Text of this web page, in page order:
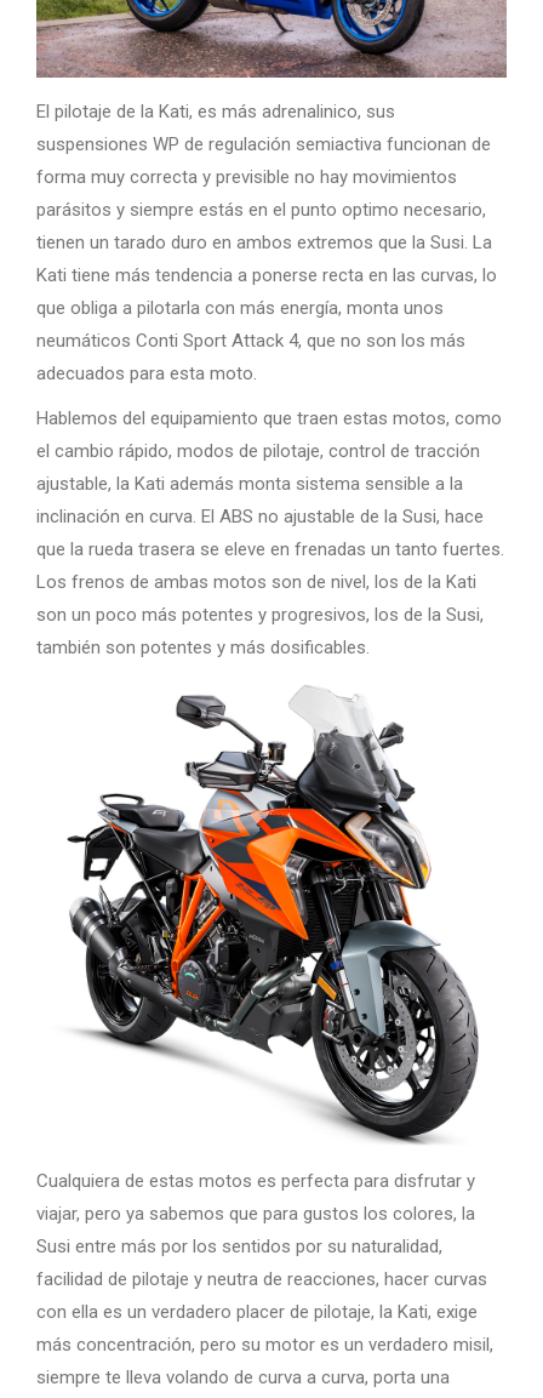
El pilotaje de la Kati, es más adrenalinico, sus
suspensiones WP de regulación semiactiva funcionan de
forma muy correcta y previsible no hay movimientos
parásitos y siempre estás en el punto optimo necesario,
tienen un tarado duro en ambos extremos que la Susi. La
Kati tiene más tendencia a ponerse recta en las curvas, lo
que obliga a pilotarla con más energía, monta unos
neumáticos Conti Sport Attack 4, que no son los más
adecuados para esta moto.
Hablemos del equipamiento que traen estas motos, como
el cambio rápido, modos de pilotaje, control de tracción
ajustable, la Kati además monta sistema sensible a la
inclinación en curva. El ABS no ajustable de la Susi, hace
que la rueda trasera se eleve en frenadas un tanto fuertes.
Los frenos de ambas motos son de nivel, los de la Kati
son un poco más potentes y progresivos, los de la Susi,
también son potentes y más dosificables.
Cualquiera de estas motos es perfecta para disfrutar y
viajar, pero ya sabemos que para gustos los colores, la
Susi entre más por los sentidos por su naturalidad,
facilidad de pilotaje y neutra de reacciones, hacer curvas
con ella es un verdadero placer de pilotaje, la Kati, exige
más concentración, pero su motor es un verdadero misil,
siempre te lleva volando de curva a curva, porta una